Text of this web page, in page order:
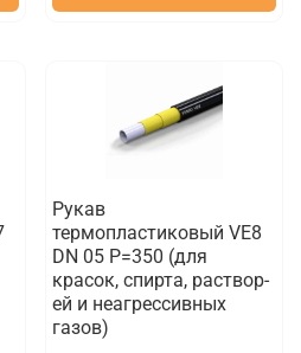
Рукав
термопластиковый VE8
DN 05 P=350 (для
красок, спирта, раствор-
ей и неагрессивных
газов)